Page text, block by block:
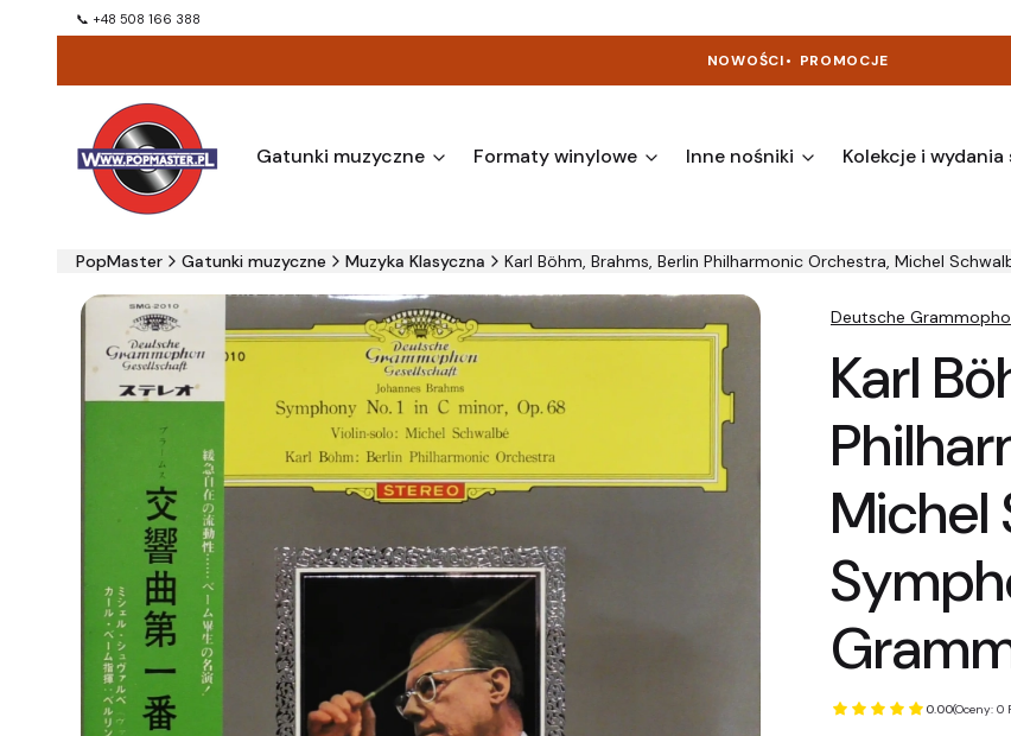
📞 +48 508 166 388
NOWOŚCI• PROMOCJE
Gatunki muzyczne Formaty winylowe Inne nośniki Kolekcje i
PopMaster Gatunki muzyczne Muzyka Klasyczna Karl Böhm, Brahms, Berlin Philharmonic Orchestra, Michel
Deutsche
Karl
Michel
0.00(Oceny: 0